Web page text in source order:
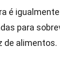
é
para
de alimentos.